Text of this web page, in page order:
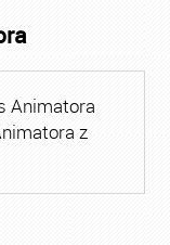
Animatora
z